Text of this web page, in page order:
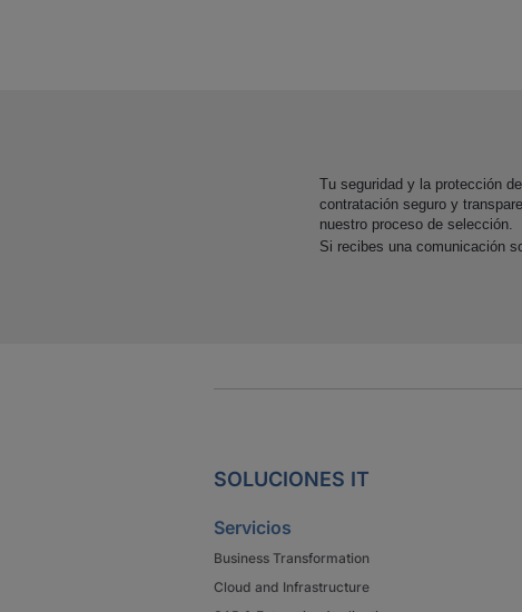
Tu seguridad y la protección
contratación seguro y
nuestro proceso de selección.
Si recibes una comunicación
SOLUCIONES IT
Servicios
Business Transformation
Cloud and Infrastructure